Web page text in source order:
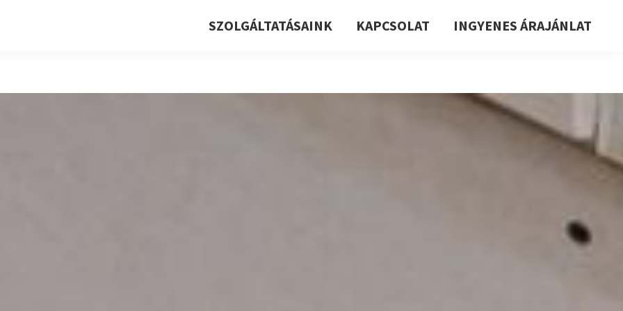
SZOLGÁLTATÁSAINK KAPCSOLAT INGYENES ÁRAJÁNLAT